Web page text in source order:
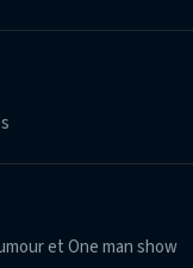
et One man show